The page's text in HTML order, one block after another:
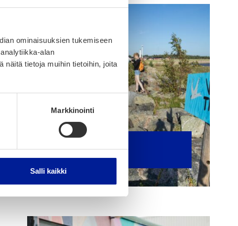
ominaisuuksien tukemiseen
alan
näitä tietoja muihin tietoihin, joita
Markkinointi
Salli kaikki
Vies­tin­tä